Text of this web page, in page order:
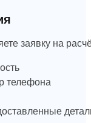
заявку на
телефона